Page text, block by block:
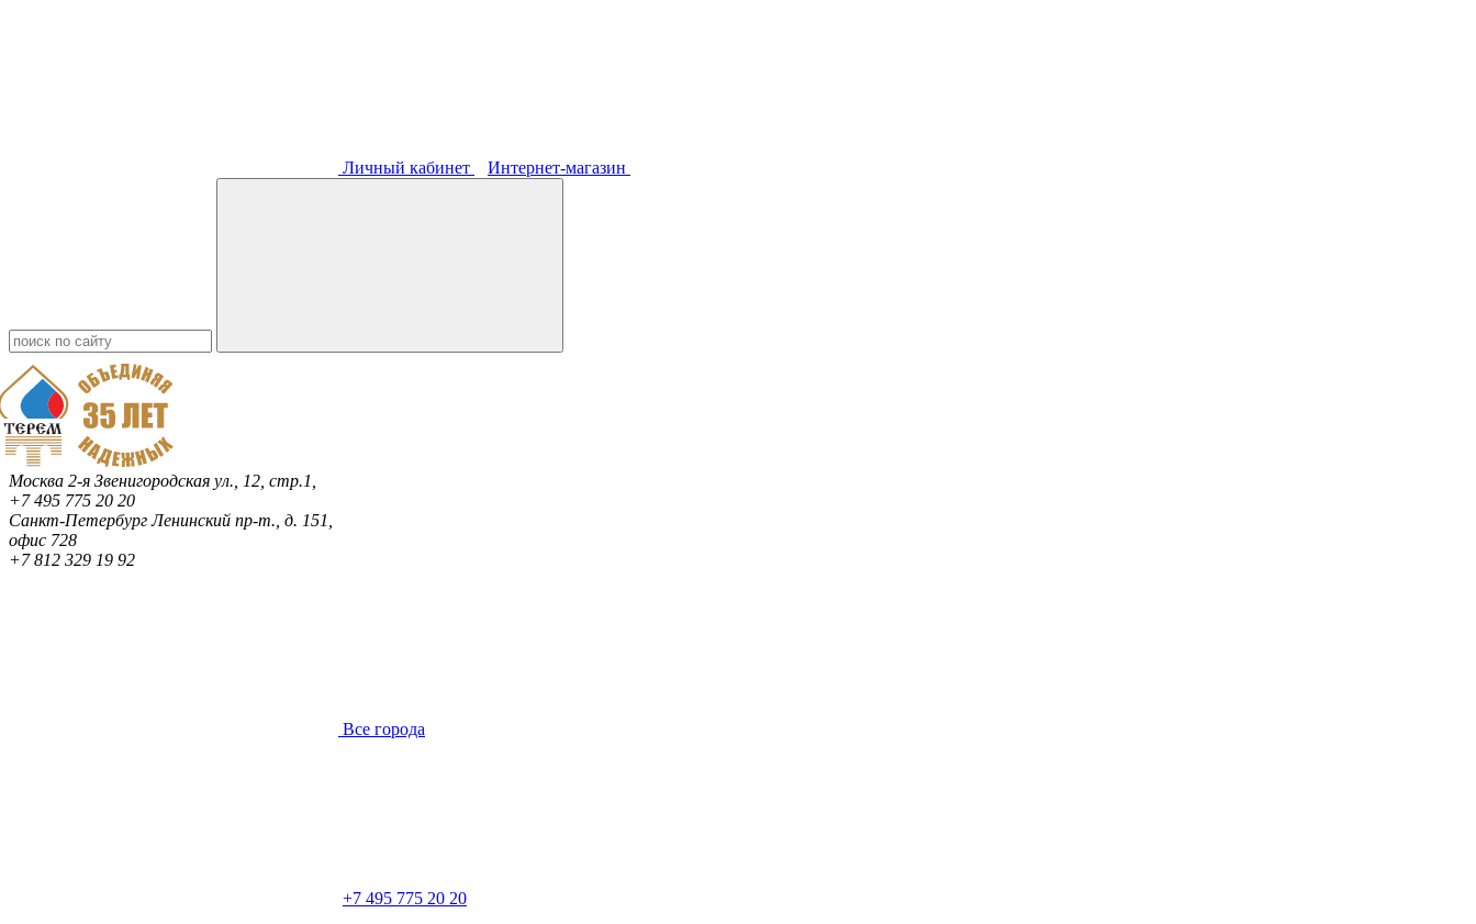
Личный кабинет Интернет-магазин
Москва 2-я Звенигородская ул., 12, стр.1,
+7 495 775 20 20
Санкт-ПетербургЛенинский пр-т., д. 151,
офис 728
+7 812 329 19 92
Все города
+7 495 775 20 20